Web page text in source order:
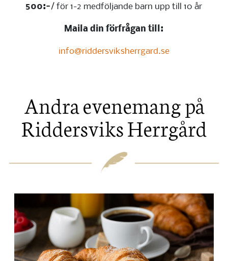
500:-/ för 1-2 medföljande barn upp till 10 år
Maila din förfrågan till:
info@riddersviksherrgard.se
Andra evenemang på
Riddersviks Herrgård